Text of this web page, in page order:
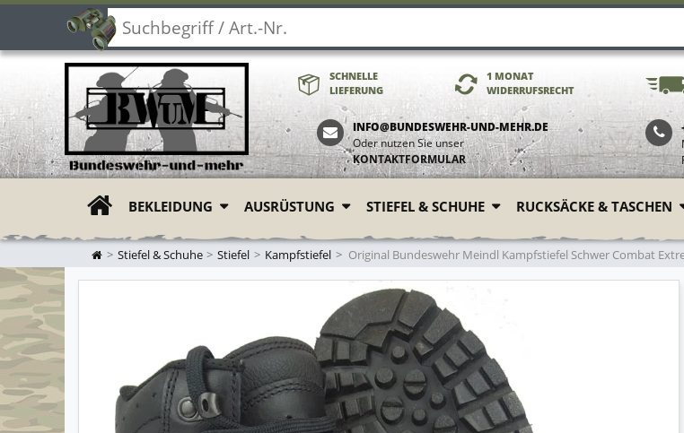
SCHNELLE
LIEFERUNG
1 MONAT
WIDERRUFSRECHT
INFO@BUNDESWEHR-UND-MEHR.DE
Oder nutzen Sie unser
KONTAKTFORMULAR
ZUR STARTSEITE
BEKLEIDUNG AUSRÜSTUNG STIEFEL & SCHUHE RUCKSÄCKE & TASCHEN
Stiefel & Schuhe Stiefel Kampfstiefel Original Bundeswehr Meindl Kampfstiefel Schwer Combat